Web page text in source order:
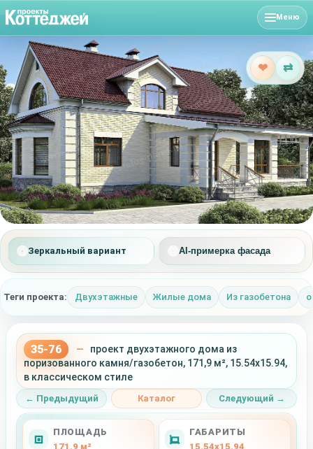
Меню
Зеркальный вариант AI-примерка фасада
Теги проекта: Двухэтажные Жилые дома Из газобетона
❤ ⇄
35-76 —
проект двухэтажного дома из
поризованного камня/газобетон, 171,9 м², 15.54x15.94,
в классическом стиле
← Предыдущий Каталог Следующий →
ПЛОЩАДЬ
171.9 м²
ГАБАРИТЫ
15.54x15.94